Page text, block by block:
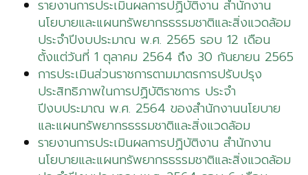
รายงานการประเมินผลการปฏิบัติงาน สำนักงาน
นโยบายและแผนทรัพยากรธรรมชาติและสิ่งแวดล้อม
ประจำปีงบประมาณ พ.ศ. 2565 รอบ 12 เดือน
ตั้งแต่วันที่ 1 ตุลาคม 2564 ถึง 30 กันยายน 2565
การประเมินส่วนราชการตามมาตรการปรับปรุง
ประสิทธิภาพในการปฏิบัติราชการ ประจำ
ปีงบประมาณ พ.ศ. 2564 ของสำนักงานนโยบาย
และแผนทรัพยากรธรรมชาติและสิ่งแวดล้อม
รายงานการประเมินผลการปฏิบัติงาน สำนักงาน
นโยบายและแผนทรัพยากรธรรมชาติและสิ่งแวดล้อม